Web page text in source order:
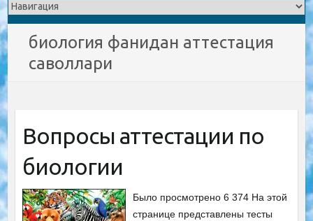
биология фанидан аттестация
саволлари
Вопросы аттестации по
биологии
Было просмотрено 6 374 На этой
странице представлены тесты